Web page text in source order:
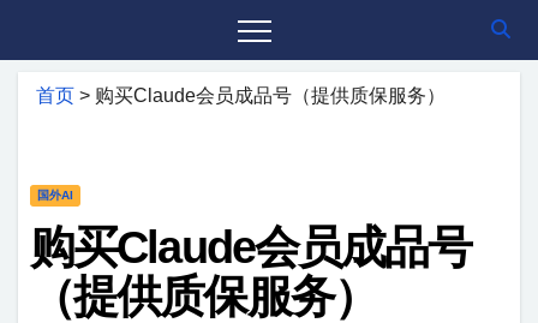
首页 > 购买Claude会员成品号（提供质保服务）
国外AI
购买Claude会员成品号
（提供质保服务）